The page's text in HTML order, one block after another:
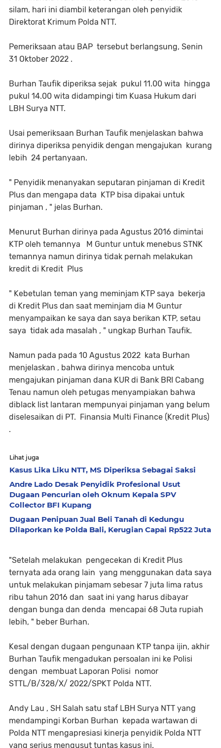
silam, hari ini diambil keterangan oleh penyidik
Direktorat Krimum Polda NTT.
Pemeriksaan atau BAP tersebut berlangsung, Senin
31 Oktober 2022 .
Burhan Taufik diperiksa sejak pukul 11.00 wita hingga
pukul 14.00 wita didampingi tim Kuasa Hukum dari
LBH Surya NTT.
Usai pemeriksaan Burhan Taufik menjelaskan bahwa
dirinya diperiksa penyidik dengan mengajukan kurang
lebih 24 pertanyaan.
" Penyidik menanyakan seputaran pinjaman di Kredit
Plus dan mengapa data KTP bisa dipakai untuk
pinjaman , " jelas Burhan.
Menurut Burhan dirinya pada Agustus 2016 dimintai
KTP oleh temannya M Guntur untuk menebus STNK
temannya namun dirinya tidak pernah melakukan
kredit di Kredit Plus
" Kebetulan teman yang meminjam KTP saya bekerja
di Kredit Plus dan saat meminjam dia M Guntur
menyampaikan ke saya dan saya berikan KTP, setau
saya tidak ada masalah , " ungkap Burhan Taufik.
Namun pada pada 10 Agustus 2022 kata Burhan
menjelaskan , bahwa dirinya mencoba untuk
mengajukan pinjaman dana KUR di Bank BRI Cabang
Tenau namun oleh petugas menyampiakan bahwa
diblack list lantaran mempunyai pinjaman yang belum
diselesaikan di PT. Finansia Multi Finance (Kredit Plus)
.
Lihat juga
Kasus Lika Liku NTT, MS Diperiksa Sebagai Saksi
Andre Lado Desak Penyidik Profesional Usut
Dugaan Pencurian oleh Oknum Kepala SPV
Collector BFI Kupang
Dugaan Penipuan Jual Beli Tanah di Kedungu
Dilaporkan ke Polda Bali, Kerugian Capai Rp522 Juta
"Setelah melakukan pengecekan di Kredit Plus
ternyata ada orang lain yang menggunakan data saya
untuk melakukan pinjamam sebesar 7 juta lima ratus
ribu tahun 2016 dan saat ini yang harus dibayar
dengan bunga dan denda mencapai 68 Juta rupiah
lebih, " beber Burhan.
Kesal dengan dugaan pengunaan KTP tanpa ijin, akhir
Burhan Taufik mengadukan persoalan ini ke Polisi
dengan membuat Laporan Polisi nomor
STTL/B/328/X/ 2022/SPKT Polda NTT.
Andy Lau , SH Salah satu staf LBH Surya NTT yang
mendampingi Korban Burhan kepada wartawan di
Polda NTT mengapresiasi kinerja penyidik Polda NTT
yang serius mengusut tuntas kasus ini.